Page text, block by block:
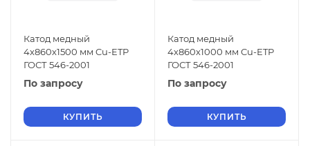
Катод медный
4х860х1500 мм Cu-ETP
ГОСТ 546-2001
По запросу
КУПИТЬ
Катод медный
4х860х1000 мм Cu-ETP
ГОСТ 546-2001
По запросу
КУПИТЬ